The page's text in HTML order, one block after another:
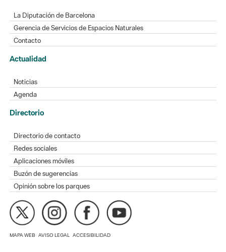
La Diputación de Barcelona
Gerencia de Servicios de Espacios Naturales
Contacto
Actualidad
Noticias
Agenda
Directorio
Directorio de contacto
Redes sociales
Aplicaciones móviles
Buzón de sugerencias
Opinión sobre los parques
MAPA WEB AVISO LEGAL ACCESIBILIDAD